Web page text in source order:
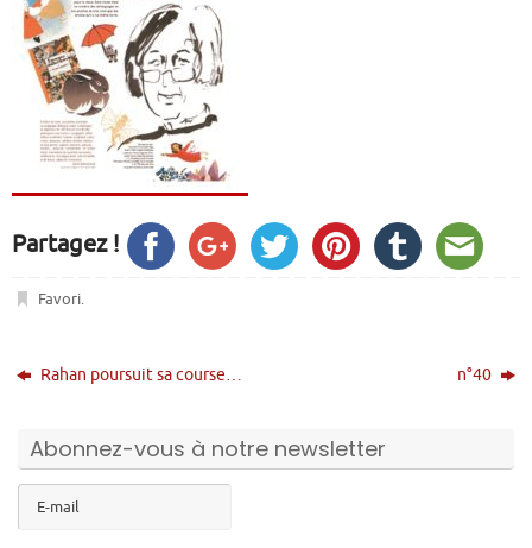
Partagez !
Favori.
Rahan poursuit sa course… n°40
Abonnez-vous à notre newsletter